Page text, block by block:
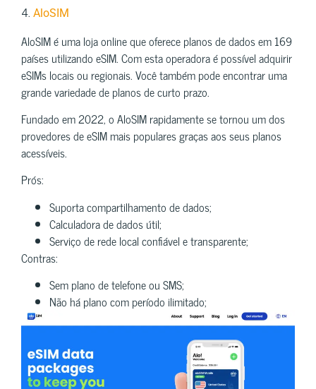
4. AloSIM
AloSIM é uma loja online que oferece planos de dados em 169
países utilizando eSIM. Com esta operadora é possível adquirir
eSIMs locais ou regionais. Você também pode encontrar uma
grande variedade de planos de curto prazo.
Fundado em 2022, o AloSIM rapidamente se tornou um dos
provedores de eSIM mais populares graças aos seus planos
acessíveis.
Prós:
Suporta compartilhamento de dados;
Calculadora de dados útil;
Serviço de rede local confiável e transparente;
Contras:
Sem plano de telefone ou SMS;
Não há plano com período ilimitado;